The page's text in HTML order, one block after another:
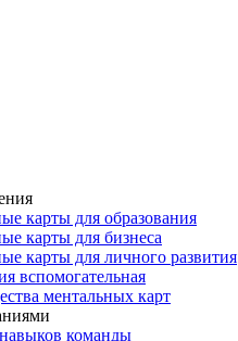
карты для образования
карты для бизнеса
карты для личного развития
вспомогательная
ментальных карт
команды